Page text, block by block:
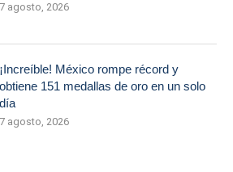
7 agosto, 2026
¡Increíble! México rompe récord y
obtiene 151 medallas de oro en un solo
día
7 agosto, 2026